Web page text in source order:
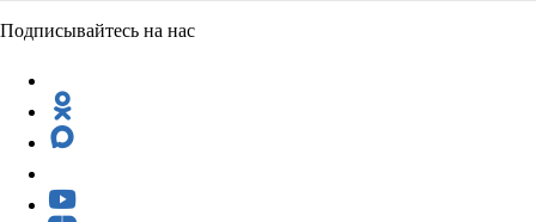
Подписывайтесь на нас